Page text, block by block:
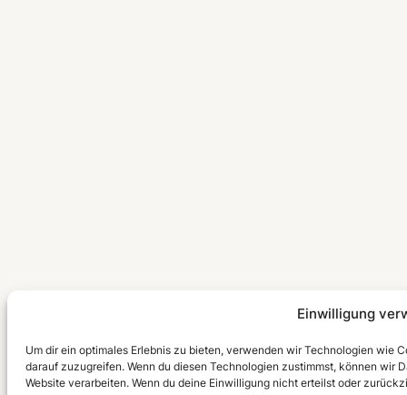
Einwilligung
Um dir ein optimales Erlebnis zu bieten, verwenden wir Technologien wie
darauf zuzugreifen. Wenn du diesen Technologien zustimmst, können wir
Website verarbeiten. Wenn du deine Einwilligung nicht erteilst oder